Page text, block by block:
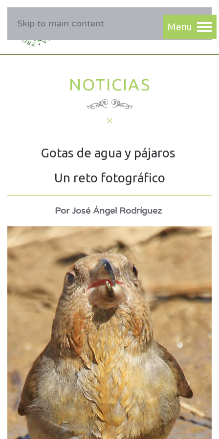
Skip to main content
NOTICIAS
Gotas de agua y pájaros
Un reto fotográfico
Por José Ángel Rodríguez